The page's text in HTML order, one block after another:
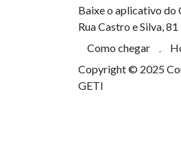
Baixe o aplicativo do
Rua Castro e Silva,
Como chegar
Copyright © 2025
GETI